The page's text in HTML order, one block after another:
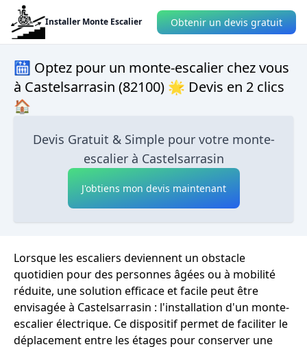
Installer Monte Escalier Obtenir un devis gratuit
🛗 Optez pour un monte-escalier chez vous
à Castelsarrasin (82100) 🌟 Devis en 2 clics
🏠
Devis Gratuit & Simple pour votre monte-
escalier à Castelsarrasin
J'obtiens mon devis maintenant
Lorsque les escaliers deviennent un obstacle
quotidien pour des personnes âgées ou à mobilité
réduite, une solution efficace et facile peut être
envisagée à Castelsarrasin : l'installation d'un monte-
escalier électrique. Ce dispositif permet de faciliter le
déplacement entre les étages pour conserver une